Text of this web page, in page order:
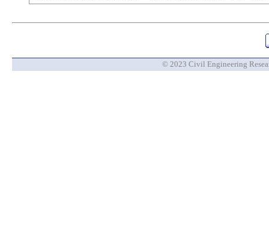
© 2023 Civil Engineering